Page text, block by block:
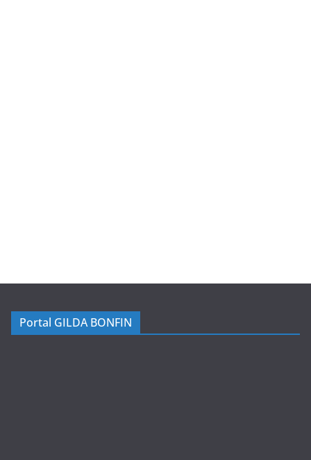
Portal GILDA BONFIN